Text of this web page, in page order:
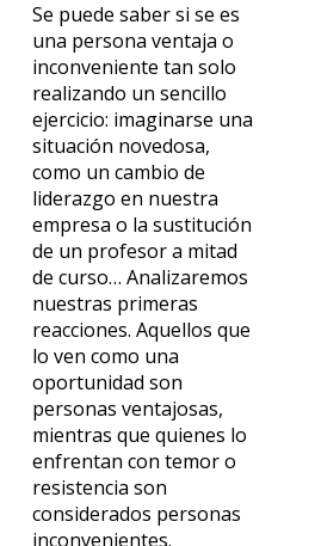
Se puede saber si se es
una persona ventaja o
inconveniente tan solo
realizando un sencillo
ejercicio: imaginarse una
situación novedosa,
como un cambio de
liderazgo en nuestra
empresa o la sustitución
de un profesor a mitad
de curso… Analizaremos
nuestras primeras
reacciones. Aquellos que
lo ven como una
oportunidad son
personas ventajosas,
mientras que quienes lo
enfrentan con temor o
resistencia son
considerados personas
inconvenientes.